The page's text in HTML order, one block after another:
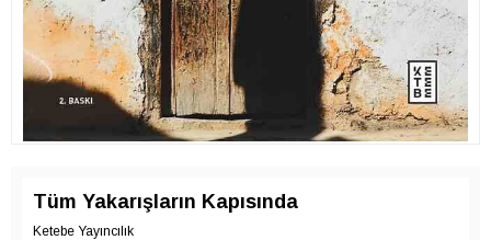
Tüm Yakarışların Kapısında
Ketebe Yayıncılık